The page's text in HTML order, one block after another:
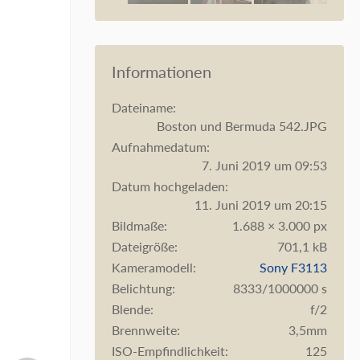
Informationen
Dateiname
Boston und Bermuda 542.JPG
Aufnahmedatum
7. Juni 2019 um 09:53
Datum hochgeladen
11. Juni 2019 um 20:15
Bildmaße
1.688 × 3.000 px
Dateigröße
701,1 kB
Kameramodell
Sony F3113
Belichtung
8333/1000000 s
Blende
f/2
Brennweite
3,5mm
ISO-Empfindlichkeit
125